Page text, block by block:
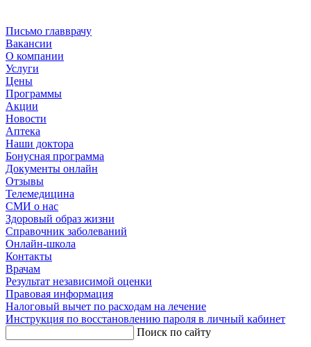
Письмо главврачу
Вакансии
О компании
Услуги
Цены
Программы
Акции
Новости
Аптека
Наши доктора
Бонусная программа
Документы онлайн
Отзывы
Телемедицина
СМИ о нас
Здоровый образ жизни
Справочник заболеваний
Онлайн-школа
Контакты
Врачам
Результат независимой оценки
Правовая информация
Налоговый вычет по расходам на лечение
Инструкция по восстановлению пароля в личный кабинет
Поиск по сайту